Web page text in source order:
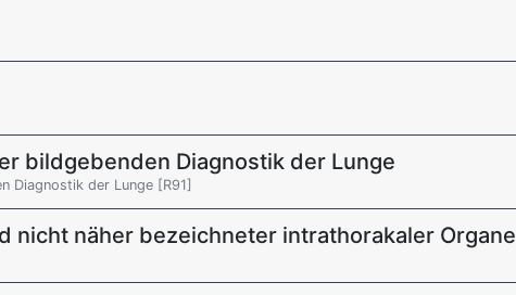
bildgebenden Diagnostik der Lunge
Diagnostik der Lunge [R91]
nicht näher bezeichneter intrathorakaler Organe